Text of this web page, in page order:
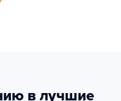
в лучшие